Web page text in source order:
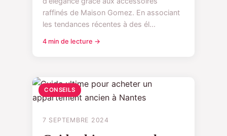
raffinés de Maison Gomez. En associant
les tendances récentes à des él...
4 min de lecture →
CONSEILS
7 SEPTEMBRE 2024